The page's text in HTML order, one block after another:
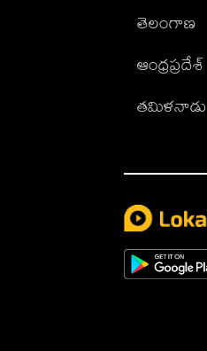
తెలంగాణ
ఆంధ్రప్రదేశ్
తమిళనాడు